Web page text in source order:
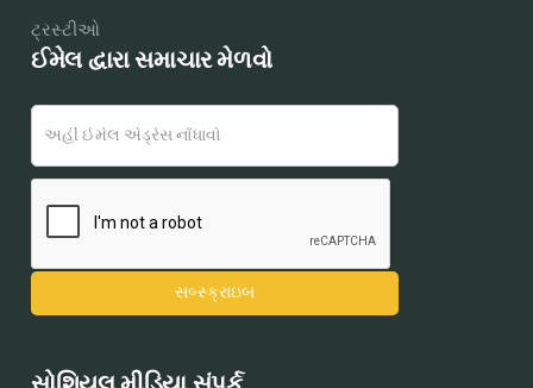
ટ્રસ્ટીઓ
ઈમેલ દ્વારા સમાચાર મેળવો